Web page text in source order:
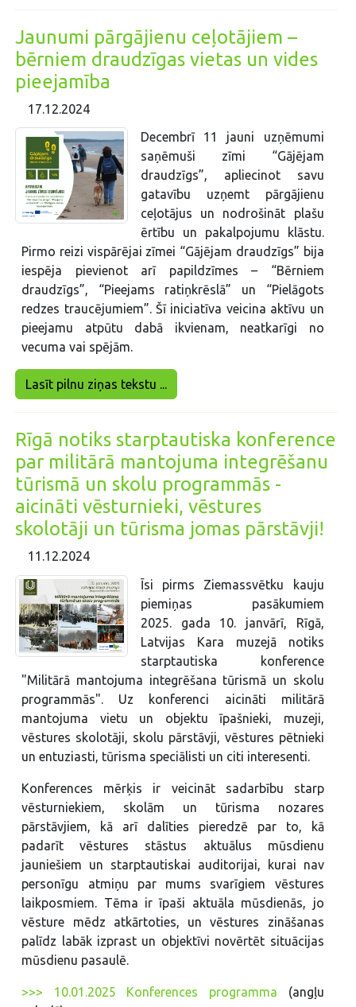
Jaunumi pārgājienu ceļotājiem –
bērniem draudzīgas vietas un vides
pieejamība
17.12.2024
Decembrī 11 jauni uzņēmumi
saņēmuši zīmi “Gājējam
draudzīgs”, apliecinot savu
gatavību uzņemt pārgājienu
ceļotājus un nodrošināt plašu
ērtību un pakalpojumu klāstu.
Pirmo reizi vispārējai zīmei “Gājējam draudzīgs” bija
iespēja pievienot arī papildzīmes – “Bērniem
draudzīgs”, “Pieejams ratiņkrēslā” un “Pielāgots
redzes traucējumiem”. Šī iniciatīva veicina aktīvu un
pieejamu atpūtu dabā ikvienam, neatkarīgi no
vecuma vai spējām.
Lasīt pilnu ziņas tekstu ...
Rīgā notiks starptautiska konference
par militārā mantojuma integrēšanu
tūrismā un skolu programmās -
aicināti vēsturnieki, vēstures
skolotāji un tūrisma jomas pārstāvji!
11.12.2024
Īsi pirms Ziemassvētku kauju
piemiņas pasākumiem
2025. gada 10. janvārī, Rīgā,
Latvijas Kara muzejā notiks
starptautiska konference
"Militārā mantojuma integrēšana tūrismā un skolu
programmās". Uz konferenci aicināti militārā
mantojuma vietu un objektu īpašnieki, muzeji,
vēstures skolotāji, skolu pārstāvji, vēstures pētnieki
un entuziasti, tūrisma speciālisti un citi interesenti.
Konferences mērķis ir veicināt sadarbību starp
vēsturniekiem, skolām un tūrisma nozares
pārstāvjiem, kā arī dalīties pieredzē par to, kā
padarīt vēstures stāstus aktuālus mūsdienu
jauniešiem un starptautiskai auditorijai, kurai nav
personīgu atmiņu par mums svarīgiem vēstures
laikposmiem. Tēma ir īpaši aktuāla mūsdienās, jo
vēsture mēdz atkārtoties, un vēstures zināšanas
palīdz labāk izprast un objektīvi novērtēt situācijas
mūsdienu pasaulē.
>>> 10.01.2025 Konferences programma (angļu